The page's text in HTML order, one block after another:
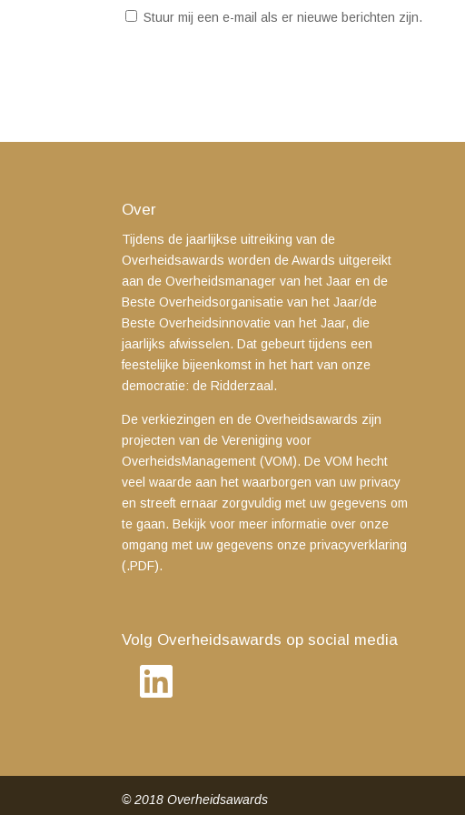
Stuur mij een e-mail als er nieuwe berichten zijn.
Over
Tijdens de jaarlijkse uitreiking van de
Overheidsawards worden de Awards uitgereikt
aan de Overheidsmanager van het Jaar en de
Beste Overheidsorganisatie van het Jaar/de
Beste Overheidsinnovatie van het Jaar, die
jaarlijks afwisselen. Dat gebeurt tijdens een
feestelijke bijeenkomst in het hart van onze
democratie: de Ridderzaal.
De verkiezingen en de Overheidsawards zijn
projecten van de Vereniging voor
OverheidsManagement (VOM). De VOM hecht
veel waarde aan het waarborgen van uw privacy
en streeft ernaar zorgvuldig met uw gegevens om
te gaan. Bekijk voor meer informatie over onze
omgang met uw gegevensonze privacyverklaring
(.PDF).
Volg Overheidsawards op social media
LinkedIn
© 2018 Overheidsawards